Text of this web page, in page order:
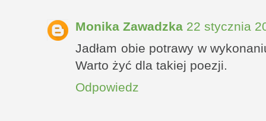
Monika Zawadzka 22 stycznia
Jadłam obie potrawy w
Warto żyć dla takiej poezji.
Odpowiedz